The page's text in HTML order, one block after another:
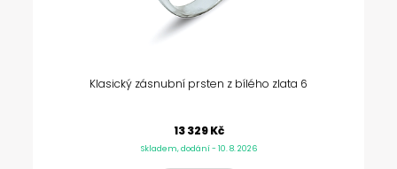
Klasický zásnubní prsten z bílého zlata 6
13 329 Kč
Skladem, dodání - 10. 8. 2026